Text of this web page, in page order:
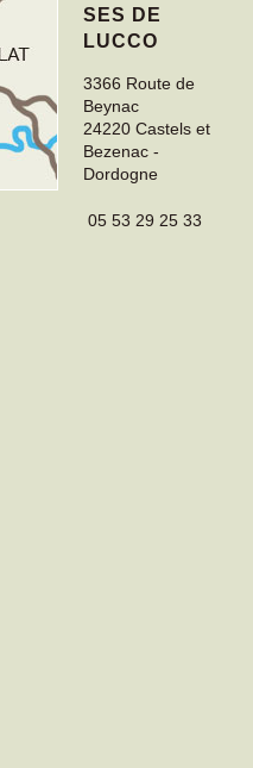
SES DE
LUCCO
3366 Route de
Beynac
24220 Castels et
Bezenac -
Dordogne
05 53 29 25 33